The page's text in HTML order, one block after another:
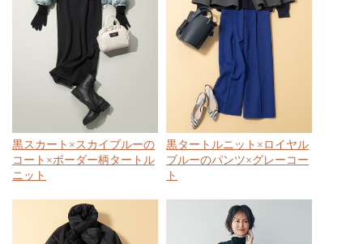
黒スカート×スカイブルーの
コート×ボーダー柄タートル
ニット
黒タートルニット×ロイヤル
ブルーのパンツ×グレーコー
ト